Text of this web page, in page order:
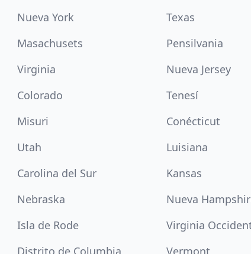
Nueva York Texas
Masachusets Pensilvania
Virginia Nueva Jersey
Colorado Tenesí
Misuri Conécticut
Utah Luisiana
Carolina del Sur Kansas
Nebraska Nueva
Isla de Rode Virginia
Distrito de Columbia Vermont